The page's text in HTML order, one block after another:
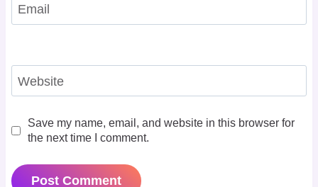
Email
Website
Save my name, email, and website in this browser for
the next time I comment.